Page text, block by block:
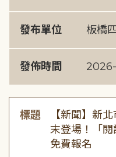
發布單位 板橋
發佈時間
標題
【新聞】新
末登場！「閱
免費報名